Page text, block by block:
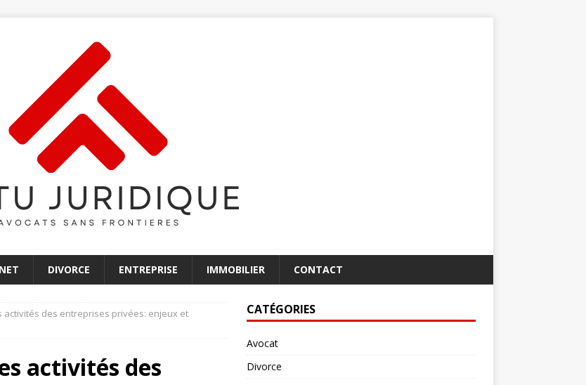
DIVORCE ENTREPRISE IMMOBILIER CONTACT
activités des entreprises privées: enjeux et
activités des
CATÉGORIES
Avocat
Divorce